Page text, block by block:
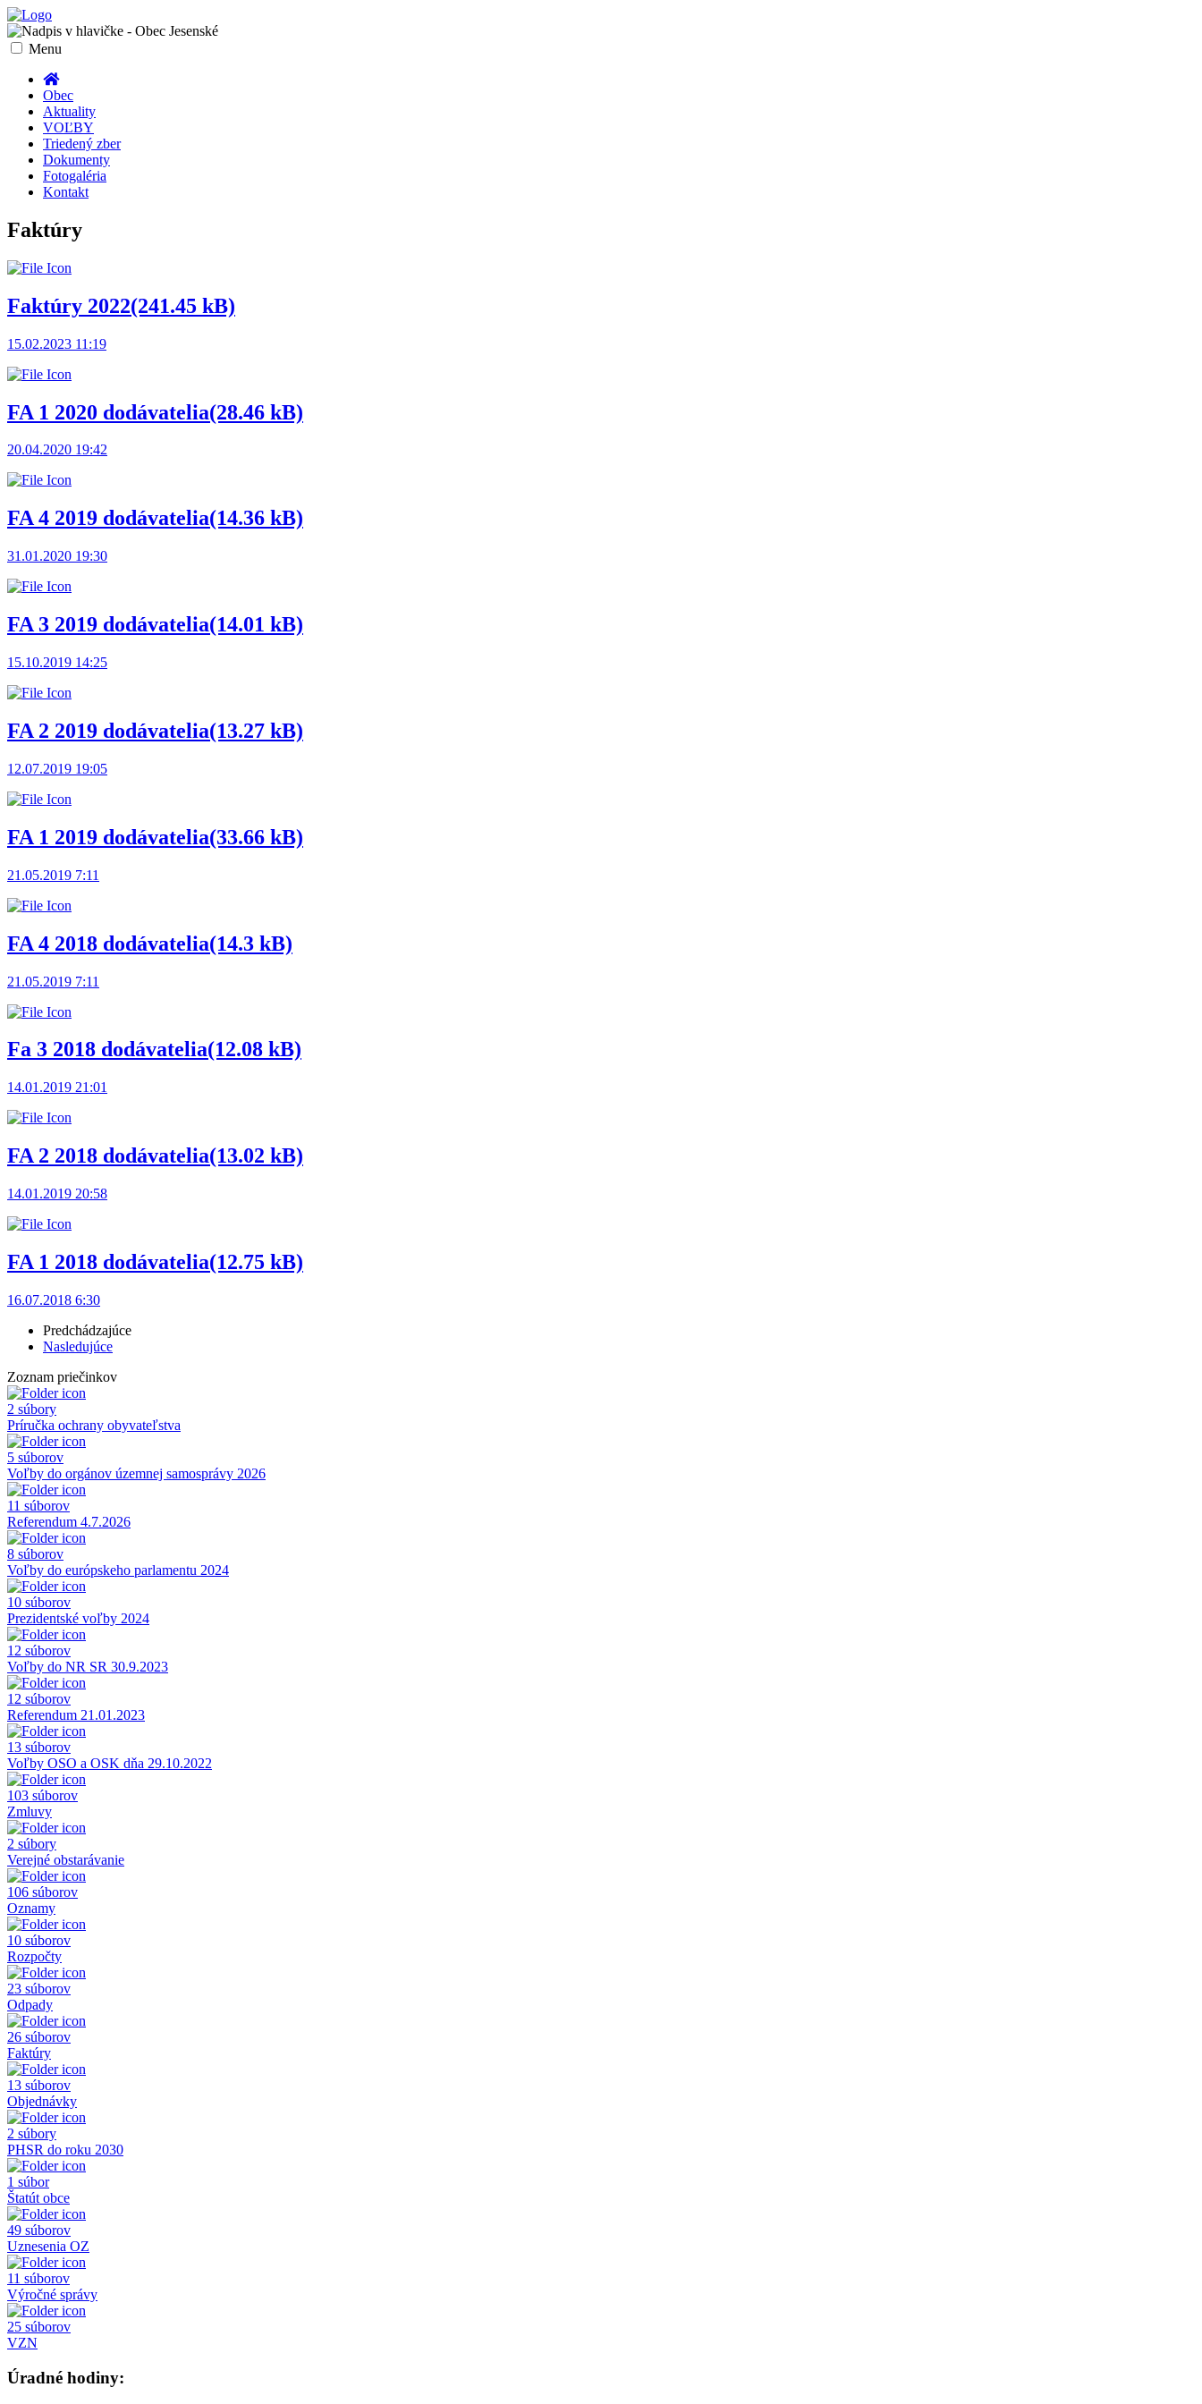
Toggle
Menu
Obec
Aktuality
VOĽBY
Triedený zber
Dokumenty
Fotogaléria
Kontakt
Faktúry
Faktúry 2022(241.45 kB)
15.02.2023 11:19
FA 1 2020 dodávatelia(28.46 kB)
20.04.2020 19:42
FA 4 2019 dodávatelia(14.36 kB)
31.01.2020 19:30
FA 3 2019 dodávatelia(14.01 kB)
15.10.2019 14:25
FA 2 2019 dodávatelia(13.27 kB)
12.07.2019 19:05
FA 1 2019 dodávatelia(33.66 kB)
21.05.2019 7:11
FA 4 2018 dodávatelia(14.3 kB)
21.05.2019 7:11
Fa 3 2018 dodávatelia(12.08 kB)
14.01.2019 21:01
FA 2 2018 dodávatelia(13.02 kB)
14.01.2019 20:58
FA 1 2018 dodávatelia(12.75 kB)
16.07.2018 6:30
Predchádzajúce
Nasledujúce
Zoznam priečinkov
2 súbory
Príručka ochrany obyvateľstva
5 súborov
Voľby do orgánov územnej samosprávy 2026
11 súborov
Referendum 4.7.2026
8 súborov
Voľby do európskeho parlamentu 2024
10 súborov
Prezidentské voľby 2024
12 súborov
Voľby do NR SR 30.9.2023
12 súborov
Referendum 21.01.2023
13 súborov
Voľby OSO a OSK dňa 29.10.2022
103 súborov
Zmluvy
2 súbory
Verejné obstarávanie
106 súborov
Oznamy
10 súborov
Rozpočty
23 súborov
Odpady
26 súborov
Faktúry
13 súborov
Objednávky
2 súbory
PHSR do roku 2030
1 súbor
Štatút obce
49 súborov
Uznesenia OZ
11 súborov
Výročné správy
25 súborov
VZN
Úradné hodiny: